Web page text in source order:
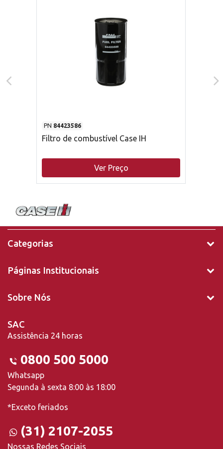
PN 84423586
Filtro de combustível Case IH
Ver Preço
Categorias
Páginas Institucionais
Sobre Nós
SAC
Assistência 24 horas
0800 500 5000
Whatsapp
Segunda à sexta 8:00 às 18:00
*Exceto feriados
(31) 2107-2055
Nossas Redes Sociais